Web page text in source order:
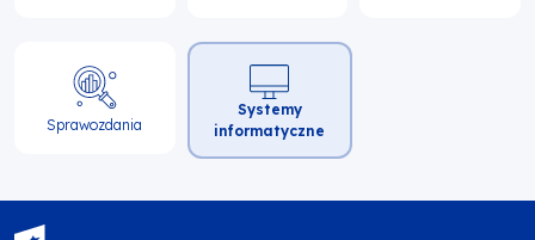
Sprawozdania
Systemy
informatyczne